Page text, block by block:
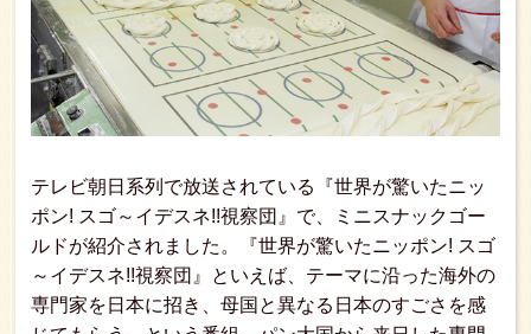
テレビ朝日系列で放送されている『世界が驚いたニッ
ポン! スゴ～イデスネ!!視察団』で、ミニスナックゴー
ルドが紹介されました。『世界が驚いたニッポン! スゴ
～イデスネ!!視察団』といえば、テーマに沿った海外の
専門家を日本に招き、母国と異なる日本のすごさを感